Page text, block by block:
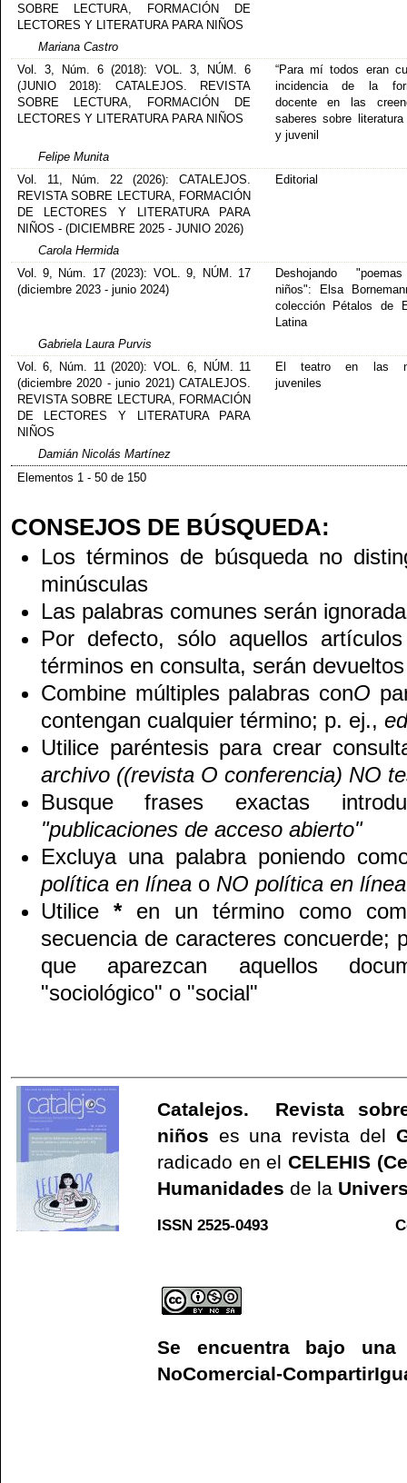
SOBRE LECTURA, FORMACIÓN DE
LECTORES Y LITERATURA PARA NIÑOS
Mariana Castro
Vol. 3, Núm. 6 (2018): VOL. 3, NÚM. 6
(JUNIO 2018): CATALEJOS. REVISTA
SOBRE LECTURA, FORMACIÓN DE
LECTORES Y LITERATURA PARA NIÑOS
“Para mí todos eran
incidencia de la
docente en las
saberes sobre
y juvenil
Felipe Munita
Vol. 11, Núm. 22 (2026): CATALEJOS.
REVISTA SOBRE LECTURA, FORMACIÓN
DE LECTORES Y LITERATURA PARA
NIÑOS - (DICIEMBRE 2025 - JUNIO 2026)
Editorial
Carola Hermida
Vol. 9, Núm. 17 (2023): VOL. 9, NÚM. 17
(diciembre 2023 - junio 2024)
Deshojando
niños": Elsa
colección Pétalos de
Latina
Gabriela Laura Purvis
Vol. 6, Núm. 11 (2020): VOL. 6, NÚM. 11
(diciembre 2020 - junio 2021) CATALEJOS.
REVISTA SOBRE LECTURA, FORMACIÓN
DE LECTORES Y LITERATURA PARA
NIÑOS
El teatro en las
juveniles
Damián Nicolás Martínez
Elementos 1 - 50 de 150
CONSEJOS DE BÚSQUEDA:
Los términos de búsqueda no
minúsculas
Las palabras comunes serán
Por defecto, sólo aquellos
términos en consulta, serán
Combine múltiples palabras conO
contengan cualquier término; p. ej.,
Utilice paréntesis para crear
archivo ((revista O conferencia) NO
Busque frases exactas
"publicaciones de acceso abierto"
Excluya una palabra poniendo
política en líneao NO política en línea
Utilice *en un término como
secuencia de caracteres concuerde;
que aparezcan aquellos
"sociológico" o "social"
Catalejos. Revista
niños es una revista del
radicado en el CELEHIS
Humanidades de la
ISSN 2525-0493 C
Se encuentra bajo
NoComercial-